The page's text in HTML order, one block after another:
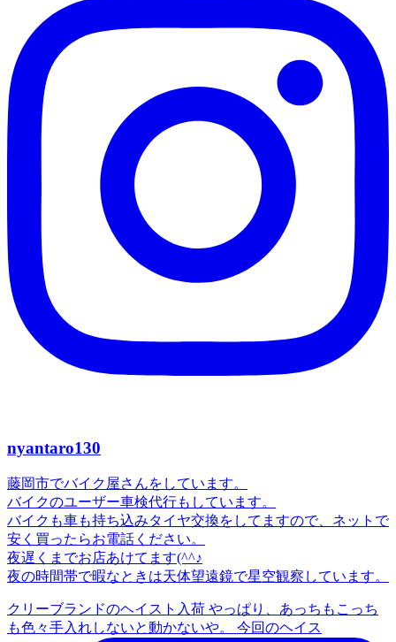
nyantaro130
藤岡市でバイク屋さんをしています。
バイクのユーザー車検代行もしています。
バイクも車も持ち込みタイヤ交換をしてますので、ネットで
安く買ったらお電話ください。
夜遅くまでお店あけてます(^^♪
夜の時間帯で暇なときは天体望遠鏡で星空観察しています。
クリーブランドのヘイスト入荷 やっぱり、あっちもこっち
も色々手入れしないと動かないや。 今回のヘイス